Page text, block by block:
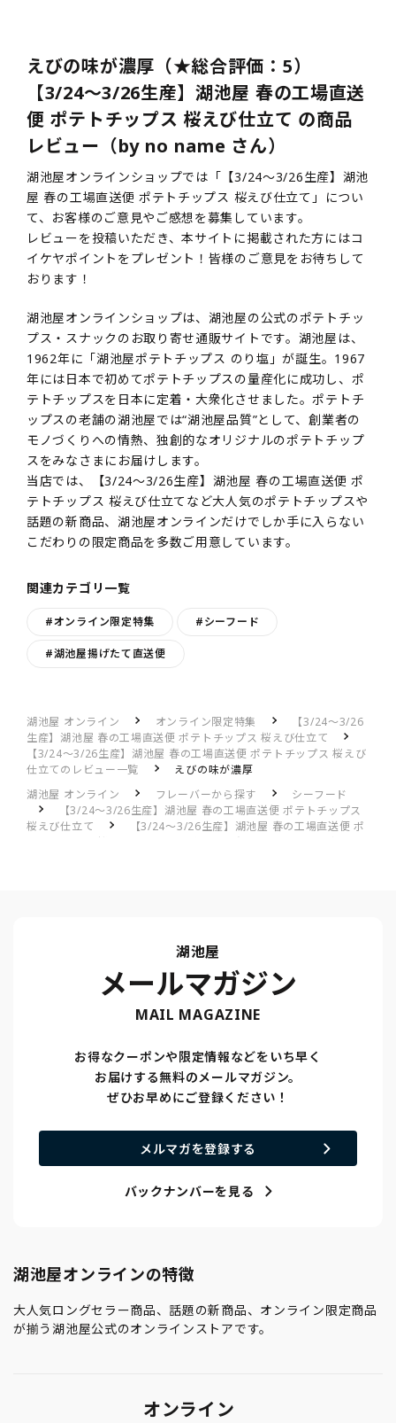
えびの味が濃厚（★総合評価：5）
【3/24～3/26生産】湖池屋 春の工場直送
便 ポテトチップス 桜えび仕立て の商品
レビュー（by no name さん）
湖池屋オンラインショップでは「【3/24～3/26生産】湖池
屋 春の工場直送便 ポテトチップス 桜えび仕立て」につい
て、お客様のご意見やご感想を募集しています。
レビューを投稿いただき、本サイトに掲載された方にはコ
イケヤポイントをプレゼント！皆様のご意見をお待ちして
おります！
湖池屋オンラインショップは、湖池屋の公式のポテトチッ
プス・スナックのお取り寄せ通販サイトです。湖池屋は、
1962年に「湖池屋ポテトチップス のり塩」が誕生。1967
年には日本で初めてポテトチップスの量産化に成功し、ポ
テトチップスを日本に定着・大衆化させました。ポテトチ
ップスの老舗の湖池屋では“湖池屋品質”として、創業者の
モノづくりへの情熱、独創的なオリジナルのポテトチップ
スをみなさまにお届けします。
当店では、【3/24～3/26生産】湖池屋 春の工場直送便 ポ
テトチップス 桜えび仕立てなど大人気のポテトチップスや
話題の新商品、湖池屋オンラインだけでしか手に入らない
こだわりの限定商品を多数ご用意しています。
関連カテゴリ一覧
#オンライン限定特集 #シーフード
#湖池屋揚げたて直送便
湖池屋 オンライン オンライン限定特集
【3/24～3/26
生産】湖池屋 春の工場直送便 ポテトチップス 桜えび仕立て
【3/24～3/26生産】湖池屋 春の工場直送便 ポテトチップス 桜えび
仕立てのレビュー一覧
えびの味が濃厚
湖池屋 オンライン
フレーバーから探す
シーフード
【3/24～3/26生産】湖池屋 春の工場直送便 ポテトチップス
桜えび仕立て
【3/24～3/26生産】湖池屋 春の工場直送便 ポ
テトチップス 桜えび仕立てのレビュー一覧
湖池屋
メールマガジン
MAIL MAGAZINE
お得なクーポンや限定情報などをいち早く
お届けする無料のメールマガジン。
ぜひお早めにご登録ください！
メルマガを登録する
バックナンバーを見る
湖池屋オンラインの特徴
大人気ロングセラー商品、話題の新商品、オンライン限定商品
が揃う湖池屋公式のオンラインストアです。
オンライン